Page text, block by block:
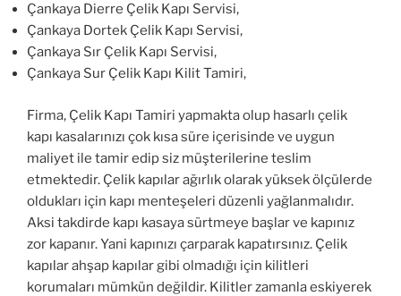
Çankaya Dierre Çelik Kapı Servisi,
Çankaya Dortek Çelik Kapı Servisi,
Çankaya Sır Çelik Kapı Servisi,
Çankaya Sur Çelik Kapı Kilit Tamiri,
Firma, Çelik Kapı Tamiri yapmakta olup hasarlı çelik
kapı kasalarınızı çok kısa süre içerisinde ve uygun
maliyet ile tamir edip siz müşterilerine teslim
etmektedir. Çelik kapılar ağırlık olarak yüksek ölçülerde
oldukları için kapı menteşeleri düzenli yağlanmalıdır.
Aksi takdirde kapı kasaya sürtmeye başlar ve kapınız
zor kapanır. Yani kapınızı çarparak kapatırsınız. Çelik
kapılar ahşap kapılar gibi olmadığı için kilitleri
korumaları mümkün değildir. Kilitler zamanla eskiyerek